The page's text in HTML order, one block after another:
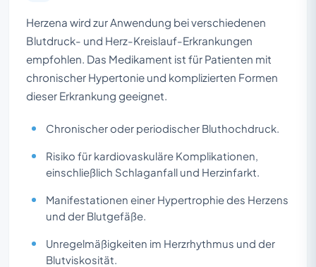
Herzena wird zur Anwendung bei verschiedenen
Blutdruck- und Herz-Kreislauf-Erkrankungen
empfohlen. Das Medikament ist für Patienten mit
chronischer Hypertonie und komplizierten Formen
dieser Erkrankung geeignet.
Chronischer oder periodischer Bluthochdruck.
Risiko für kardiovaskuläre Komplikationen,
einschließlich Schlaganfall und Herzinfarkt.
Manifestationen einer Hypertrophie des Herzens
und der Blutgefäße.
Unregelmäßigkeiten im Herzrhythmus und der
Blutviskosität.